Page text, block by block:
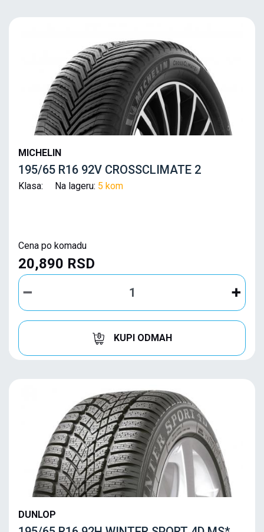
MICHELIN
195/65 R16 92V CROSSCLIMATE 2
Klasa: Na lageru: 5 kom
Cena po komadu
20,890 RSD
KUPI ODMAH
DUNLOP